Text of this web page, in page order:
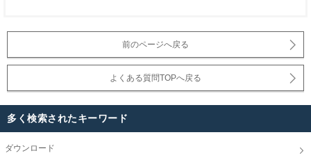
前のページへ戻る
よくある質問TOPへ戻る
多く検索されたキーワード
ダウンロード